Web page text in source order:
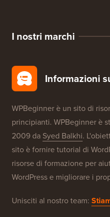
I nostri marchi
Informazioni
WPBeginner è un sito di
principianti. WPBeginner è
2009 da Syed Balkhi.
sito è fornire tutorial di
risorse di formazione per
WordPress e migliorare i
Unisciti al nostro team: